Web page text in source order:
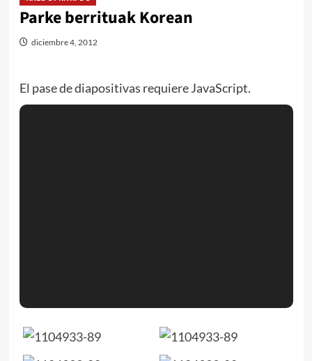
Parke berrituak Korean
diciembre 4, 2012
El pase de diapositivas requiere JavaScript.